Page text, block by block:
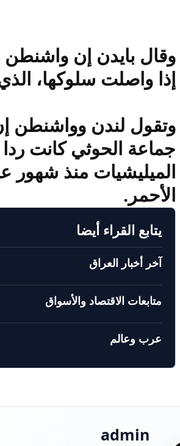
وقال بايدن إن
إذا واصلت سلوكها،
وتقول لندن وواشنطن
جماعة الحوثي كانت
الميليشيات منذ شهور
الأحمر.
يتابع القراء أيضا
آخر أخبار العراق
متابعات الاقتصاد والأسواق
عرب وعالم
admin